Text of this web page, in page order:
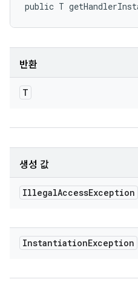
public T
반환
T
생성 값
IllegalAccessException
InstantiationException